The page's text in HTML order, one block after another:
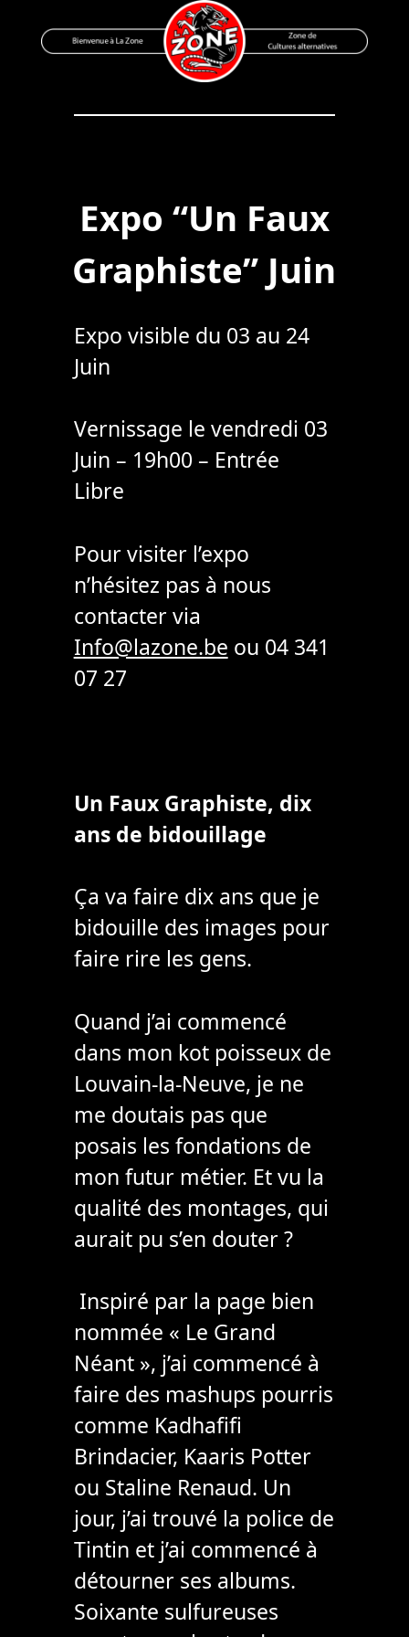
to
Bienvenue à La Zone
Zone de Cultures Alternatives
Expo “Un Faux
Graphiste” Juin
Expo visible du 03 au 24
Juin
Vernissage le vendredi 03
Juin – 19h00 – Entrée
Libre
Pour visiter l’expo
n’hésitez pas à nous
contacter via
Info@lazone.be ou 04 341
07 27
Un Faux Graphiste, dix
ans de bidouillage
Ça va faire dix ans que je
bidouille des images pour
faire rire les gens.
Quand j’ai commencé
dans mon kot poisseux de
Louvain-la-Neuve, je ne
me doutais pas que
posais les fondations de
mon futur métier. Et vu la
qualité des montages, qui
aurait pu s’en douter ?
Inspiré par la page bien
nommée « Le Grand
Néant », j’ai commencé à
faire des mashups pourris
comme Kadhafifi
Brindacier, Kaaris Potter
ou Staline Renaud. Un
jour, j’ai trouvé la police de
Tintin et j’ai commencé à
détourner ses albums.
Soixante sulfureuses